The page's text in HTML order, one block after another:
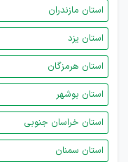
استان مازندران
استان یزد
استان هرمزگان
استان بوشهر
استان خراسان جنوبی
استان سمنان